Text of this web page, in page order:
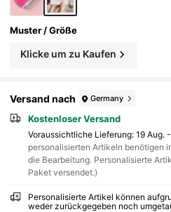
Muster / Größe
Klicke um zu Kaufen
Versand nach Germany
Kostenloser Versand
Voraussichtliche Lieferung: 19 Aug.
personalisierten Artikeln benötigen
die Bearbeitung. Personalisierte
Paket versendet.)
Personalisierte Artikel können
weder zurückgegeben noch